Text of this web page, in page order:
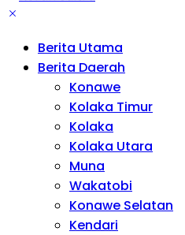
Berita Utama
Berita Daerah
Konawe
Kolaka Timur
Kolaka
Kolaka Utara
Muna
Wakatobi
Konawe Selatan
Kendari